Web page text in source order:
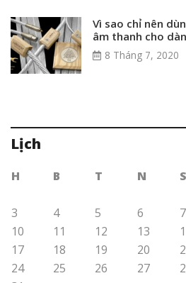
Vì sao chỉ nên
âm thanh cho
8 Tháng 7, 2020
Lịch
H B T N S
3
4 5 6 7
10
11 12 13
17
18 19 20
24
25 26 27